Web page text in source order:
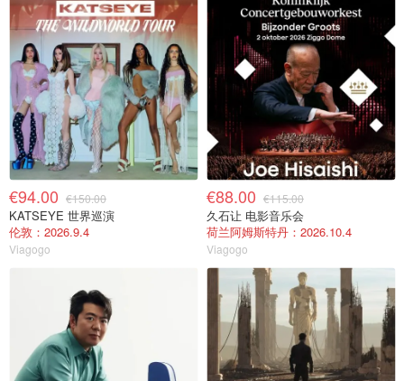
€94.00 €150.00
KATSEYE 世界巡演
伦敦：2026.9.4
Viagogo
€88.00 €115.00
久石让 电影音乐会
荷兰阿姆斯特丹：2026.10.4
Viagogo